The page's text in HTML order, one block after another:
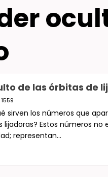
de las órbitas de
1559
sirven los números que
lijadoras? Estos números no
representan...